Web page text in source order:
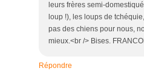
leurs frères semi-
loup !), les loups de
pas des chiens pour nous,
mieux.<br /> Bises.
Répondre